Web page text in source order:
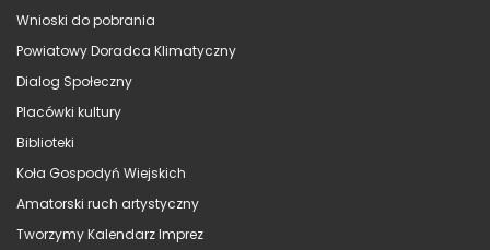
Wnioski do pobrania
Powiatowy Doradca Klimatyczny
Dialog Społeczny
Placówki kultury
Biblioteki
Koła Gospodyń Wiejskich
Amatorski ruch artystyczny
Tworzymy Kalendarz Imprez